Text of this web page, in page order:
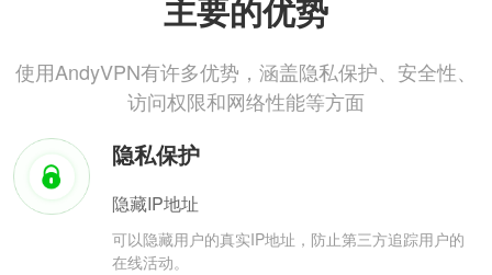
主要的优势
使用AndyVPN有许多优势，涵盖隐私保护、安全性、
访问权限和网络性能等方面
隐私保护
隐藏IP地址
可以隐藏用户的真实IP地址，防止第三方追踪用户的
在线活动。